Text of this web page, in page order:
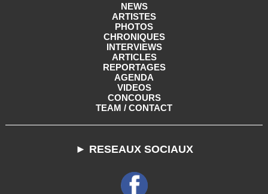
NEWS
ARTISTES
PHOTOS
CHRONIQUES
INTERVIEWS
ARTICLES
REPORTAGES
AGENDA
VIDEOS
CONCOURS
TEAM / CONTACT
► RESEAUX SOCIAUX